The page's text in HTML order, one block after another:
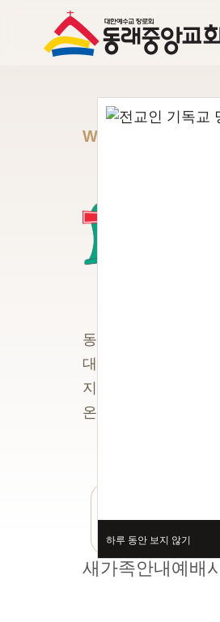
WELCOME
동
동래중앙교회는
대한예수교장로회
지역사회와 함께 하
온 열방을 향하여 복
새가족안내예배
하루 동안 보지 않기